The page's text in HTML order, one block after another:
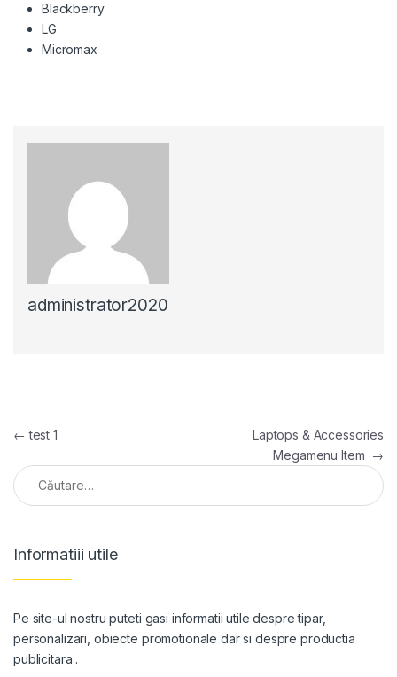
Blackberry
LG
Micromax
administrator2020
Navigare în articole
← test 1
Laptops & Accessories
Megamenu Item →
Caută după:
Informatiii utile
Pe site-ul nostru puteti gasi informatii utile despre tipar,
personalizari, obiecte promotionale dar si despre productia
publicitara .